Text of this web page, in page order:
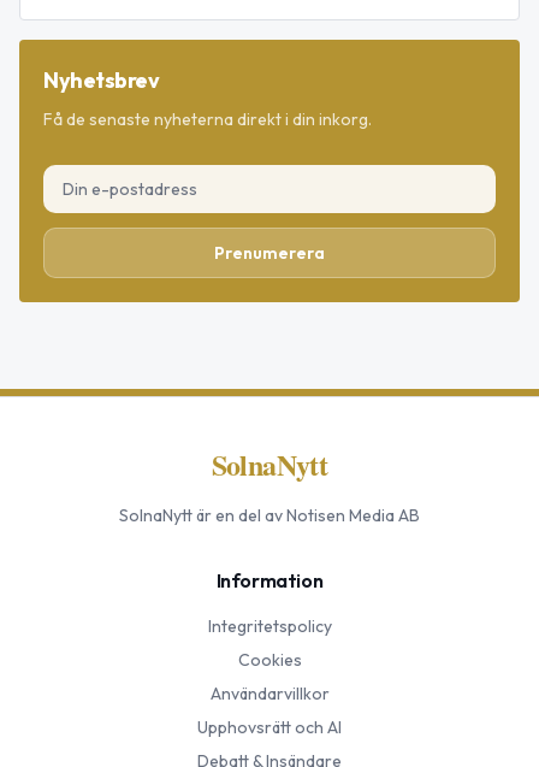
Nyhetsbrev
Få de senaste nyheterna direkt i din inkorg.
Prenumerera
SolnaNytt
SolnaNyttär en del av Notisen Media AB
Information
Integritetspolicy
Cookies
Användarvillkor
Upphovsrätt och AI
Debatt & Insändare